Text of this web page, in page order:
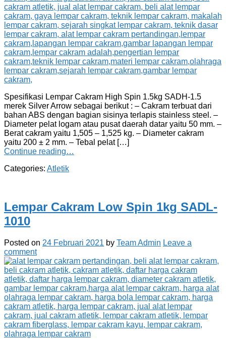
Spesifikasi Lempar Cakram High Spin 1.5kg SADH-1.5
merek Silver Arrow sebagai berikut : – Cakram terbuat dari
bahan ABS dengan bagian sisinya terlapis stainless steel. –
Diameter pelat logam atau pusat daerah datar yaitu 50 mm. –
Berat cakram yaitu 1,505 – 1,525 kg. – Diameter cakram
yaitu 200 ± 2 mm. – Tebal pelat […]
Continue reading…
Categories: Atletik
Lempar Cakram Low Spin 1kg SADL-
1010
Posted on 24 Februari 2021 by Team Admin Leave a
comment